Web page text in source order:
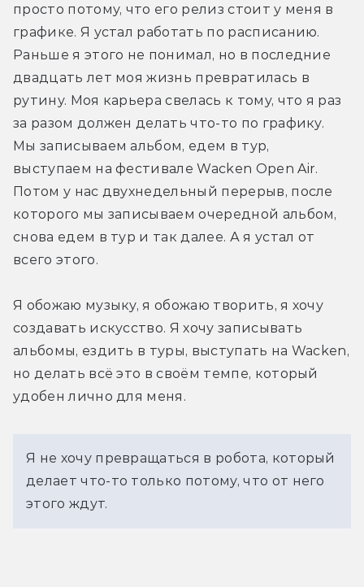
просто потому, что его релиз стоит у меня в
графике. Я устал работать по расписанию.
Раньше я этого не понимал, но в последние
двадцать лет моя жизнь превратилась в
рутину. Моя карьера свелась к тому, что я раз
за разом должен делать что-то по графику.
Мы записываем альбом, едем в тур,
выступаем на фестивале Wacken Open Air.
Потом у нас двухнедельный перерыв, после
которого мы записываем очередной альбом,
снова едем в тур и так далее. А я устал от
всего этого.
Я обожаю музыку, я обожаю творить, я хочу
создавать искусство. Я хочу записывать
альбомы, ездить в туры, выступать на Wacken,
но делать всё это в своём темпе, который
удобен лично для меня.
Я не хочу превращаться в робота, который
делает что-то только потому, что от него
этого ждут.